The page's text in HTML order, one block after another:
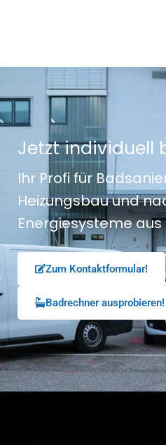
Jetzt individuell
Ihr Profi für
Heizungsbau und
Energiesysteme
Zum Kontaktformular!
Badrechner ausprobieren!